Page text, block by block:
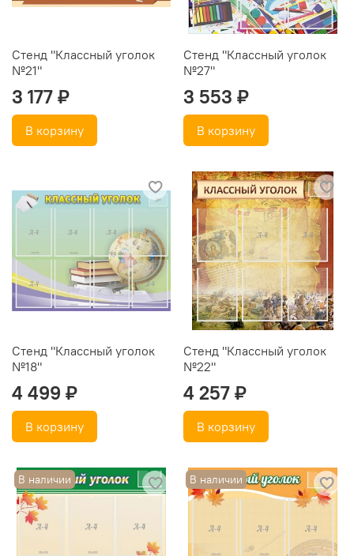
Стенд "Классный уголок
№21"
3 177 ₽
В корзину
Стенд "Классный уголок
№27"
3 553 ₽
В корзину
Стенд "Классный уголок
№18"
4 499 ₽
В корзину
Стенд "Классный уголок
№22"
4 257 ₽
В корзину
В наличии В наличии